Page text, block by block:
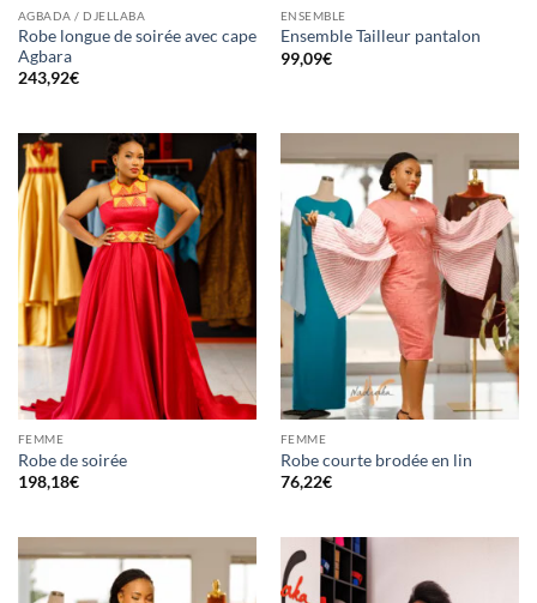
AGBADA / DJELLABA
Robe longue de soirée avec cape
Agbara
243,92€
ENSEMBLE
Ensemble Tailleur pantalon
99,09€
FEMME
Robe de soirée
198,18€
FEMME
Robe courte brodée en lin
76,22€